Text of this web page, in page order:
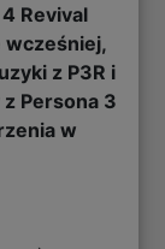
Revival
wcześniej,
z P3R i
Persona 3
w